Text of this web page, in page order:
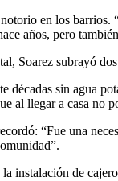
en los
años, pero
Soarez subrayó
décadas sin agua
al llegar a casa no
“Fue una
instalación de